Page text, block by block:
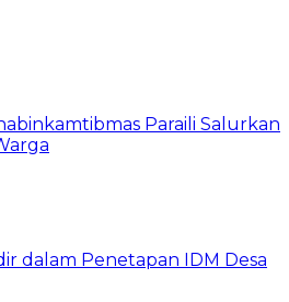
Paraili Salurkan
dalam Penetapan IDM Desa